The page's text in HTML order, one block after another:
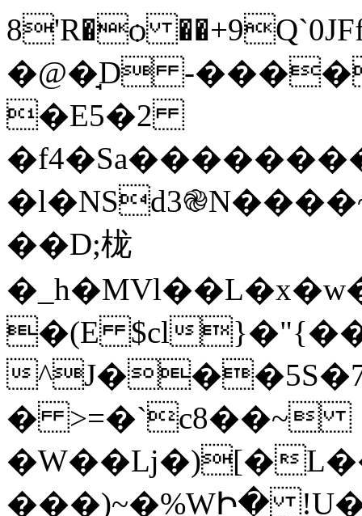
8'R�ѻ
�@�̘D -
�E5�2
��D;栊
�(E $cl
� >=�`c8��~
�W��ǈ�)[�
���)~�%WԻ� !U�b